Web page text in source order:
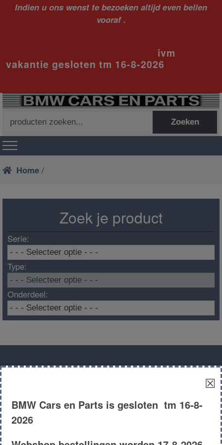
Indien u ons wenst te bezoeken altijd even bellen
vooraf .
ivm
vakantie gesloten tm 16-8-2026
naar:
Zoeken
Home /
Zoek je product
Serie:
Type:
Onderdeel:
Algemene voorwaarden
☒
BMW Cars en Parts is gesloten tm 16-8-
2026